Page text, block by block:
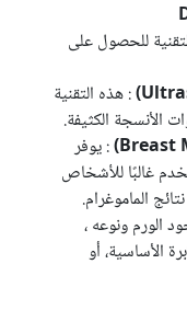
للحصول على
: هذه التقنية
الأنسجة الكثيفة.
: يوفر
غالبًا للأشخاص
الماموغرام.
الورم ونوعه ،
الأساسية، أو